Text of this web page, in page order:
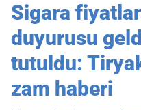
kötü
Sigara
duyurusu
tutuldu:
zam haberi